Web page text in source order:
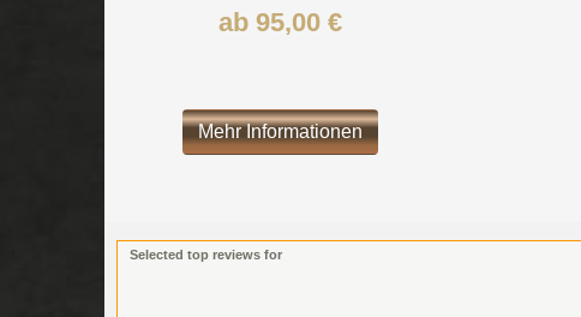
ab 95,00 €
Mehr Informationen
Selected top reviews for